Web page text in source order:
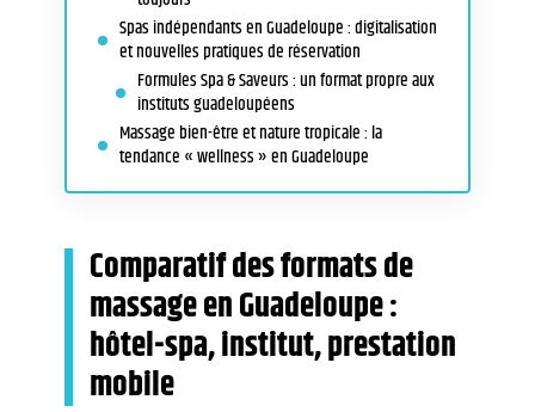
Spas indépendants en Guadeloupe : digitalisation
et nouvelles pratiques de réservation
Formules Spa & Saveurs : un format propre aux
instituts guadeloupéens
Massage bien-être et nature tropicale : la
tendance « wellness » en Guadeloupe
Comparatif des formats de
massage en Guadeloupe :
hôtel-spa, institut, prestation
mobile